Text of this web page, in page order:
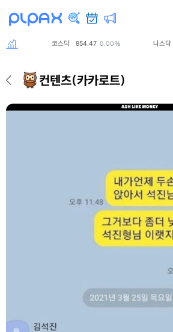
코스닥 854.47 0.00% 나스닥
컨텐츠(카카로트)